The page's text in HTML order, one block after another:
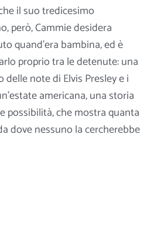
il suo tredicesimo
però, Cammie desidera
quand’era bambina, ed è
proprio tra le detenute: una
delle note di Elvis Presley e i
americana, una storia
possibilità, che mostra quanta
dove nessuno la cercherebbe